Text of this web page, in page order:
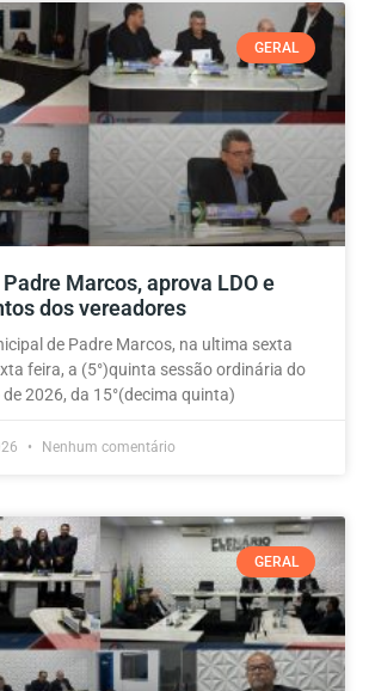
GERAL
Marcos, aprova LDO e
dos vereadores
de Padre Marcos, na ultima sexta
feira, a (5°)quinta sessão ordinária do
2026, da 15°(decima quinta)
Nenhum comentário
GERAL